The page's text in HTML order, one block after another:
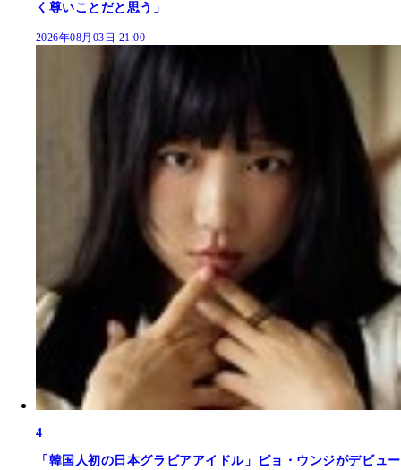
く尊いことだと思う」
2026年08月03日 21:00
4
「韓国人初の日本グラビアアイドル」ピョ・ウンジがデビュー